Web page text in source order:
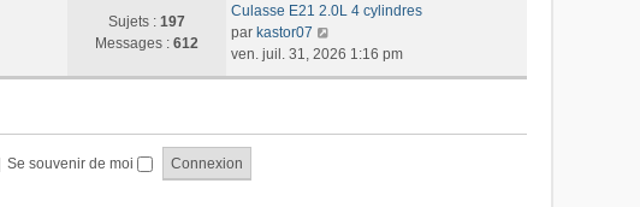
e
e
r
m
d
r
s
u
l
t
l
Sujets : 197
Messages : 612
Culasse E21 2.0L 4 cylindres
par kastor07
o
n
l
ven. juil. 31, 2026 1:16 pm
Se souvenir de moi